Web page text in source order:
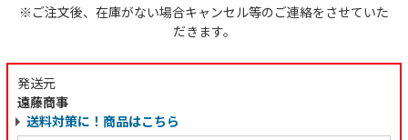
※ご注文後、在庫がない場合キャンセル等のご連絡をさせていた
だきます。
発送元
遠藤商事
送料対策に！商品はこちら